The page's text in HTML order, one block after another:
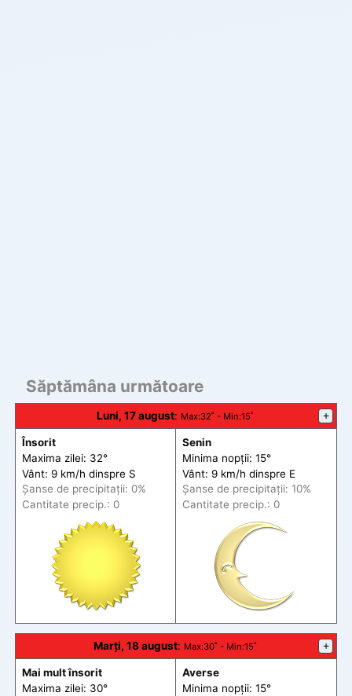
Săptămâna următoare
Luni, 17 august: Max:32˚ - Min:15˚ +
Însorit
Maxima zilei: 32°
Vânt: 9 km/h dinspre S
Șanse de precipitații: 0%
Cantitate precip.: 0
Senin
Minima nopții: 15°
Vânt: 9 km/h dinspre E
Șanse de precipitații: 10%
Cantitate precip.: 0
Marți, 18 august: Max:30˚ - Min:15˚ +
Mai mult însorit
Maxima zilei: 30°
Averse
Minima nopții: 15°